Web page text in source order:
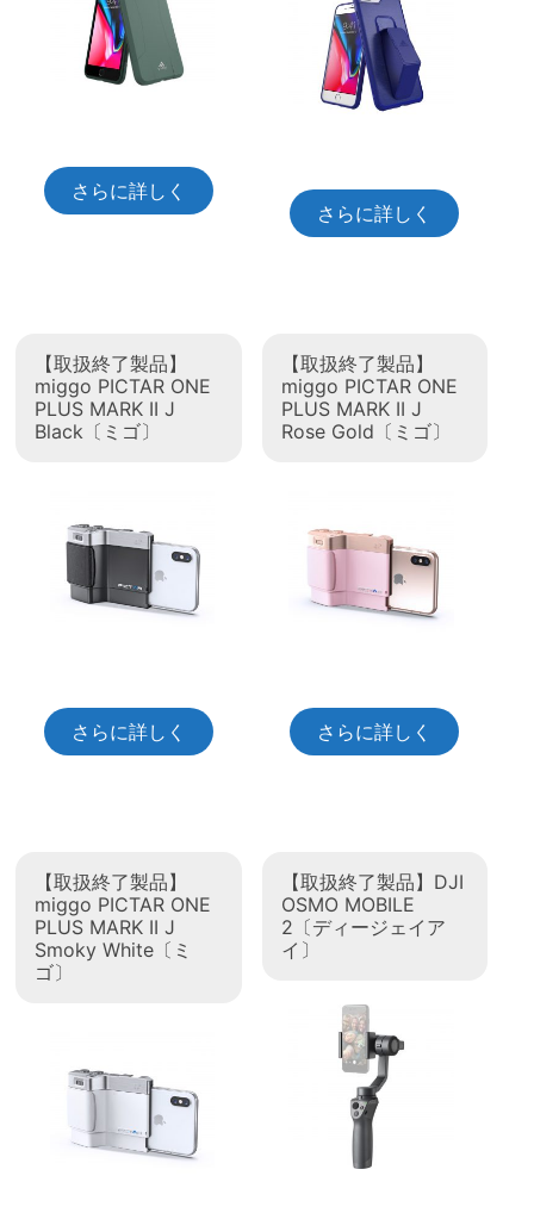
さらに詳しく
さらに詳しく
【取扱終了製品】
miggo PICTAR ONE
PLUS MARK II J
Black〔ミゴ〕
さらに詳しく
【取扱終了製品】
miggo PICTAR ONE
PLUS MARK II J
Rose Gold〔ミゴ〕
さらに詳しく
【取扱終了製品】
miggo PICTAR ONE
PLUS MARK II J
Smoky White〔ミ
ゴ〕
【取扱終了製品】DJI
OSMO MOBILE
2〔ディージェイア
イ〕